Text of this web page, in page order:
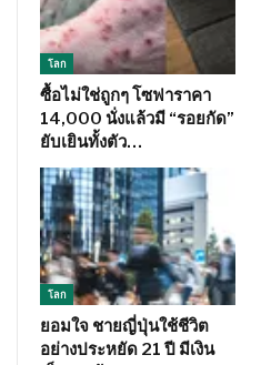
โลก
ซื้อไม่ใช่ถูกๆ โซฟาราคา
14,000 นั่งแล้วมี “รอยกัด”
ยับเยินทั้งตัว…
โลก
ยอมใจ ชายญี่ปุ่นใช้ชีวิต
อย่างประหยัด 21 ปี มีเงิน